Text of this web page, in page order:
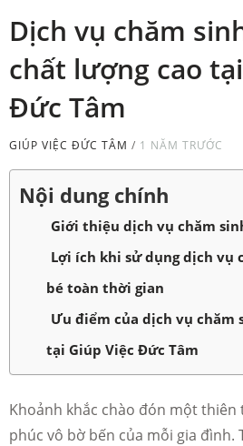
Dịch vụ chăm
chất lượng cao
Đức Tâm
GIÚP VIỆC ĐỨC TÂM / 1 NĂM TRƯỚC
Nội dung chính
Giới thiệu dịch vụ chăm
Lợi ích khi sử dụng dịch vụ
bé toàn thời gian
Ưu điểm của dịch vụ chăm
tại Giúp Việc Đức Tâm
Khoảnh khắc chào đón một
phúc vô bờ bến của mỗi gia đình.